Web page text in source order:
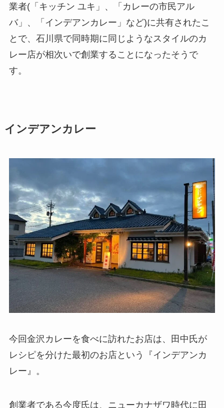
業者(「キッチン ユキ」、「カレーの市民アル
バ」、「インデアンカレー」など)に共有されたこ
とで、石川県で同時期に同じようなスタイルのカ
レー店が相次いで創業することになったそうで
す。
インデアンカレー
今回金沢カレーを食べに訪れたお店は、田中氏が
レシピを分けた最初のお店という『インデアンカ
レー』。
創業者である今度氏は、ニューカナザワ時代に田